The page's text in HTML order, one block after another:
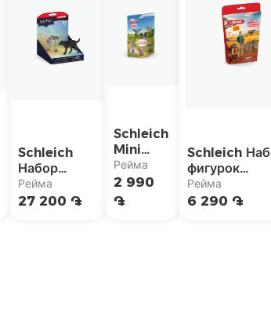
Schleich
Набор
фигурок
"Оборотень
Рейма
27 200 ֏
Schleich
Mini
Mates
Blind
Bag
Рейма
2 990
֏
Schleich
фигурок
на экскурсии"
Рейма
6 290 ֏